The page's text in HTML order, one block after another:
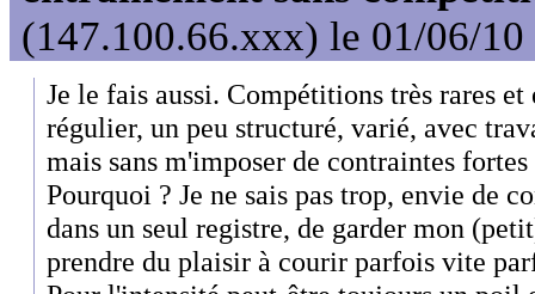
(147.100.66.xxx) le 01/06/10
Je le fais aussi. Compétitions très rares
régulier, un peu structuré, varié, avec
mais sans m'imposer de contraintes fortes
Pourquoi ? Je ne sais pas trop, envie de
dans un seul registre, de garder mon
prendre du plaisir à courir parfois vite